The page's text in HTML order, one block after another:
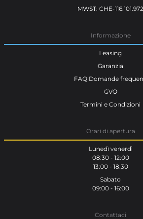
MWST: CHE-116.101.972
Informazione
Leasing
Garanzia
FAQ Domande
GVO
Termini e Condizioni
Orari di apertura
Lunedì venerdì
08:30 - 12:00
13:00 - 18:30
Sabato
09:00 - 16:00
Contattaci